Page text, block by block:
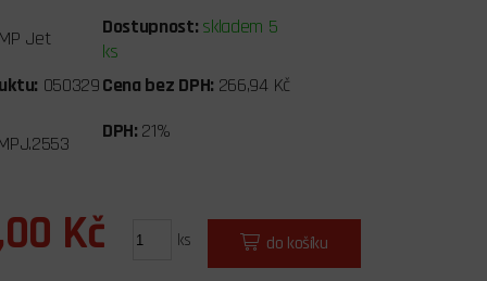
Jet Dostupnost: skladem 5
ks
050329Cena bez DPH: 266,94 Kč
DPH: 21%
Kč ks do košíku